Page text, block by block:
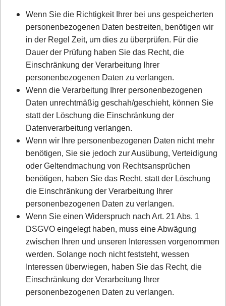
Wenn Sie die Richtigkeit Ihrer bei uns gespeicherten
personenbezogenen Daten bestreiten, benötigen wir
in der Regel Zeit, um dies zu überprüfen. Für die
Dauer der Prüfung haben Sie das Recht, die
Einschränkung der Verarbeitung Ihrer
personenbezogenen Daten zu verlangen.
Wenn die Verarbeitung Ihrer personenbezogenen
Daten unrechtmäßig geschah/geschieht, können Sie
statt der Löschung die Einschränkung der
Datenverarbeitung verlangen.
Wenn wir Ihre personenbezogenen Daten nicht mehr
benötigen, Sie sie jedoch zur Ausübung, Verteidigung
oder Geltendmachung von Rechtsansprüchen
benötigen, haben Sie das Recht, statt der Löschung
die Einschränkung der Verarbeitung Ihrer
personenbezogenen Daten zu verlangen.
Wenn Sie einen Widerspruch nach Art. 21 Abs. 1
DSGVO eingelegt haben, muss eine Abwägung
zwischen Ihren und unseren Interessen vorgenommen
werden. Solange noch nicht feststeht, wessen
Interessen überwiegen, haben Sie das Recht, die
Einschränkung der Verarbeitung Ihrer
personenbezogenen Daten zu verlangen.